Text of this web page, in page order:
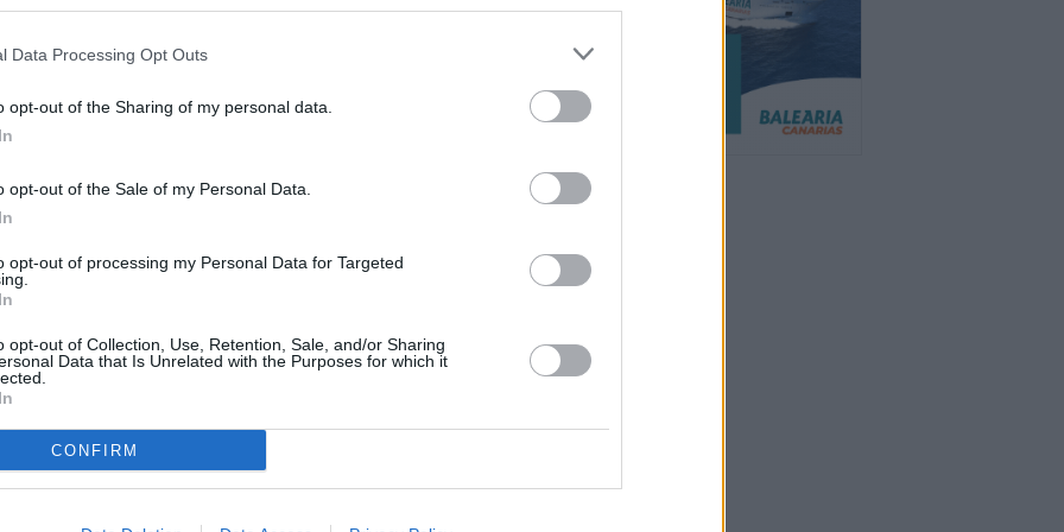
Data Processing Opt Outs
opt-out of the Sharing of my personal data.
opt-out of the Sale of my Personal Data.
opt-out of processing my Personal Data for Targeted
opt-out of Collection, Use, Retention, Sale, and/or Sharing
Data that Is Unrelated with the Purposes for which it
CONFIRM
y contenido nicho que es imposible encontrar en
en una reducción drástica de tu factura mensual.
Smart TV, Fire Stick,smartphoneotablet
un Proveedor IPTV de Calidad en España
se ha saturado de opciones de dudosa procedencia.
garantizar una experiencia sin
tres pilares: